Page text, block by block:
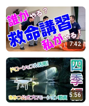
7:42
5:56